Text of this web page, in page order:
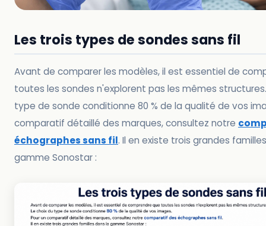
Les trois types de sondes sans fil
Avant de comparer les modèles, il est essentiel de
toutes les sondes n'explorent pas les mêmes
type de sonde conditionne 80 % de la qualité de vos
comparatif détaillé des marques, consultez notre
échographes sans fil. Il en existe trois grandes
gamme Sonostar :